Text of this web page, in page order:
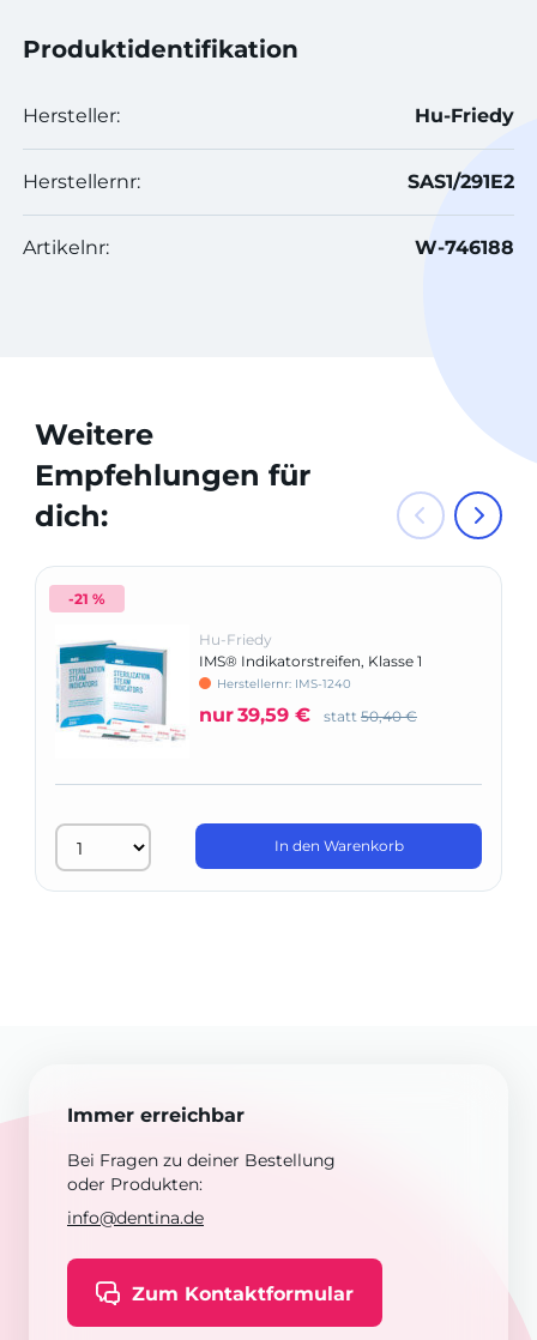
Produktidentifikation
Hersteller: Hu-Friedy
Herstellernr: SAS1/291E2
Artikelnr: W-746188
Weitere
Empfehlungen für
dich:
-21 %
Hu-Friedy
IMS® Indikatorstreifen, Klasse 1
Herstellernr: IMS-1240
nur39,59 € statt 50,40 €
In den Warenkorb
Immer erreichbar
Bei Fragen zu deiner Bestellung
oder Produkten:
info@dentina.de
Zum Kontaktformular